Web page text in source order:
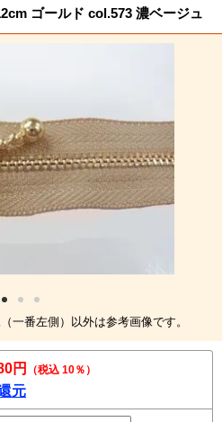
ゴールド col.573 濃ベージュ
一番左側）以外は参考画像です。
円 （税込 10％）
元